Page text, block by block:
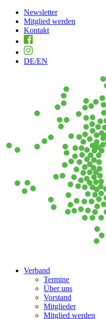
Newsletter
Mitglied werden
Kontakt
DE/EN
Verband
Termine
Über uns
Vorstand
Mitglieder
Mitglied werden